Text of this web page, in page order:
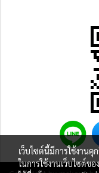
เว็บไซต์นี้มีการใช้งาน
ในการใช้งานเว็บไซต์ข